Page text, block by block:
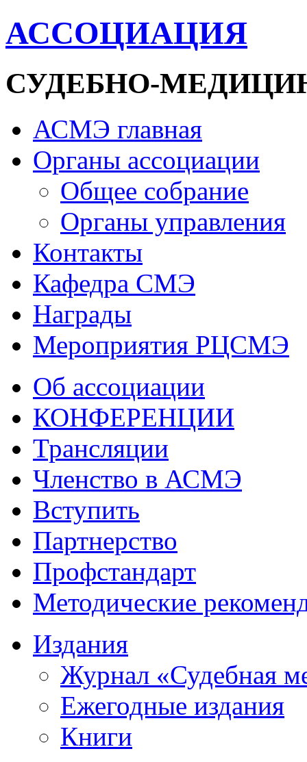
АССОЦИАЦИЯ
СУДЕБНО-
АСМЭ главная
Органы ассоциации
Общее собрание
Органы управления
Контакты
Кафедра СМЭ
Награды
Мероприятия РЦСМЭ
Об ассоциации
КОНФЕРЕНЦИИ
Трансляции
Членство в АСМЭ
Вступить
Партнерство
Профстандарт
Методические
Издания
Журнал «Судебная
Ежегодные издания
Книги